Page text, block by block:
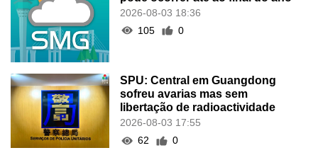
2026-08-03 18:36
105
0
SPU: Central em Guangdong
sofreu avarias mas sem
libertação de radioactividade
2026-08-03 17:55
62
0